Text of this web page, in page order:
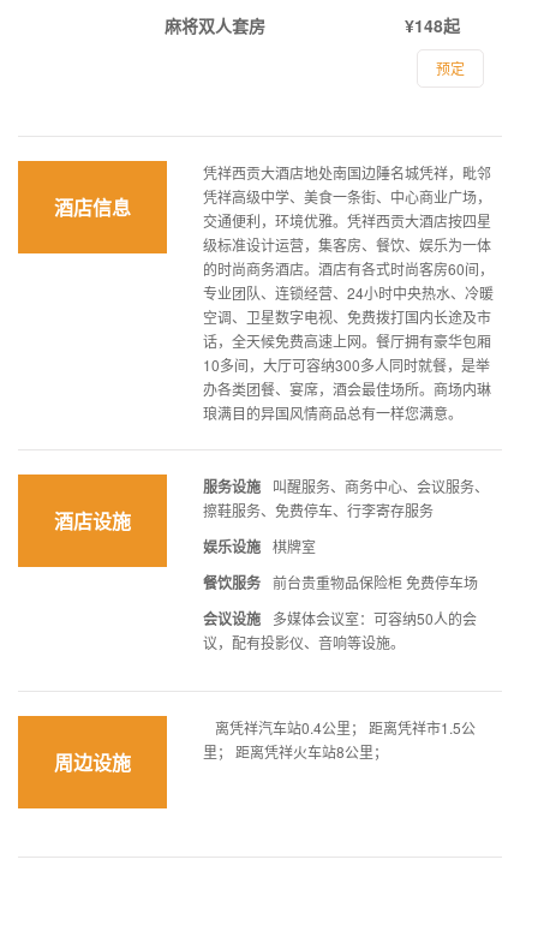
麻将双人套房 ¥148起
预定
酒店信息
凭祥西贡大酒店地处南国边陲名城凭祥，毗邻
凭祥高级中学、美食一条街、中心商业广场，
交通便利，环境优雅。凭祥西贡大酒店按四星
级标准设计运营，集客房、餐饮、娱乐为一体
的时尚商务酒店。酒店有各式时尚客房60间，
专业团队、连锁经营、24小时中央热水、冷暖
空调、卫星数字电视、免费拨打国内长途及市
话，全天候免费高速上网。餐厅拥有豪华包厢
10多间，大厅可容纳300多人同时就餐，是举
办各类团餐、宴席，酒会最佳场所。商场内琳
琅满目的异国风情商品总有一样您满意。
酒店设施
服务设施
叫醒服务、商务中心、会议服务、
擦鞋服务、免费停车、行李寄存服务
娱乐设施 棋牌室
餐饮服务 前台贵重物品保险柜 免费停车场
会议设施
多媒体会议室：可容纳50人的会
议，配有投影仪、音响等设施。
周边设施
离凭祥汽车站0.4公里； 距离凭祥市1.5公
里； 距离凭祥火车站8公里；